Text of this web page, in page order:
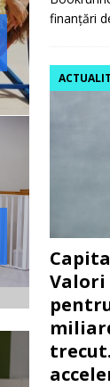
finanțări
Valori